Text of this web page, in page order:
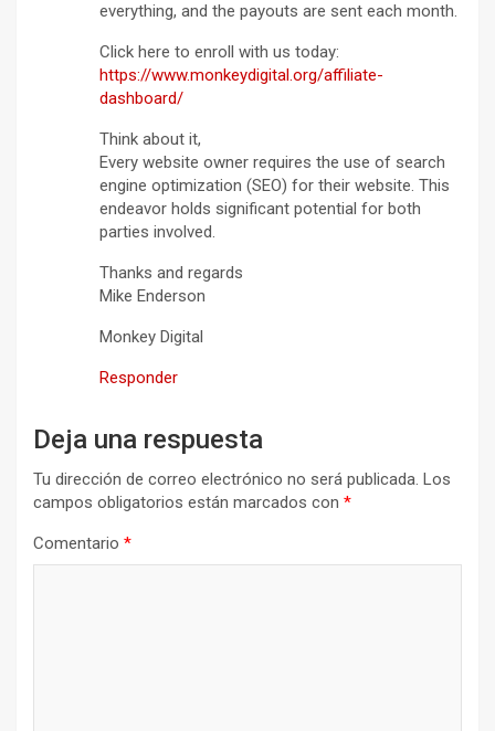
everything, and the payouts are sent each month.
Click here to enroll with us today:
https://www.monkeydigital.org/affiliate-
dashboard/
Think about it,
Every website owner requires the use of search
engine optimization (SEO) for their website. This
endeavor holds significant potential for both
parties involved.
Thanks and regards
Mike Enderson
Monkey Digital
Responder
Deja una respuesta
Tu dirección de correo electrónico no será publicada. Los
campos obligatorios están marcados con *
Comentario *